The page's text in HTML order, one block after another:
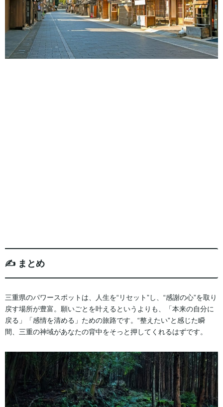
✍️ まとめ
三重県のパワースポットは、人生を“リセット”し、“感謝の心”を取り
戻す場所が豊富。願いごとを叶えるというよりも、「本来の自分に
戻る」「感情を清める」ための旅路です。“整えたい”と感じた瞬
間、三重の神域があなたの背中をそっと押してくれるはずです。